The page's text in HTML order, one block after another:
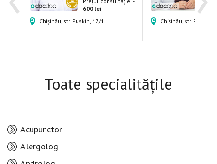
600 lei
Chișinău, str. Puskin, 47/1
600
Chișinău, str. Puskin,
Toate specialitățile
Acupunctor
Alergolog